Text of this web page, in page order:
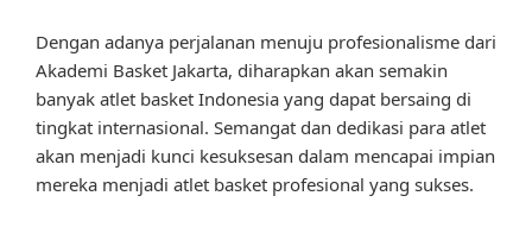
Dengan adanya perjalanan menuju profesionalisme dari
Akademi Basket Jakarta, diharapkan akan semakin
banyak atlet basket Indonesia yang dapat bersaing di
tingkat internasional. Semangat dan dedikasi para atlet
akan menjadi kunci kesuksesan dalam mencapai impian
mereka menjadi atlet basket profesional yang sukses.